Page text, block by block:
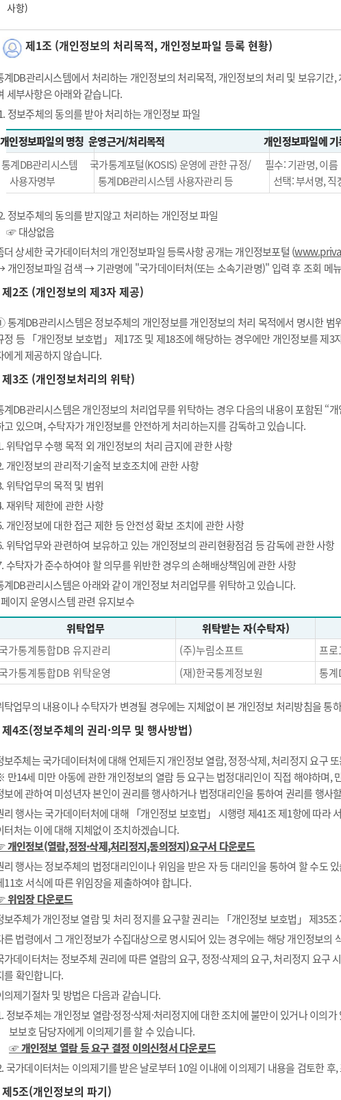
사항)
제1조 (개인정보의 처리목적, 개인정보파일 등록 현황)
DB관리시스템에서 처리하는 개인정보의 처리목적, 개인정보의 처리 및 보유기간
세부사항은 아래와 같습니다.
정보주체의 동의를 받아 처리하는 개인정보 파일
개인정보파일의 명칭 운영근거/처리목적 개인정보파일에
통계DB관리시스템
사용자명부
국가통계포털(KOSIS) 운영에 관한 규정/
통계DB관리시스템 사용자관리 등
필수: 기관명, 이름
선택: 부서명,
정보주체의 동의를 받지않고 처리하는 개인정보 파일
☞ 대상없음
상세한 국가데이터처의 개인정보파일 등록사항 공개는 개인정보포털 (
개인정보파일 검색 → 기관명에 "국가데이터처(또는 소속기관명)" 입력 후 조회 메
제2조 (개인정보의 제3자 제공)
통계DB관리시스템은 정보주체의 개인정보를 개인정보의 처리 목적에서 명시한 범
정 등 「개인정보 보호법」 제17조 및 제18조에 해당하는 경우에만 개인정보를 제
에게 제공하지 않습니다.
제3조 (개인정보처리의 위탁)
DB관리시스템은 개인정보의 처리업무를 위탁하는 경우 다음의 내용이 포함된 “
고 있으며, 수탁자가 개인정보를 안전하게 처리하는지를 감독하고 있습니다.
위탁업무 수행 목적 외 개인정보의 처리 금지에 관한 사항
개인정보의 관리적·기술적 보호조치에 관한 사항
위탁업무의 목적 및 범위
재위탁 제한에 관한 사항
개인정보에 대한 접근 제한 등 안전성 확보 조치에 관한 사항
위탁업무와 관련하여 보유하고 있는 개인정보의 관리현황점검 등 감독에 관한 사항
수탁자가 준수하여야 할 의무를 위반한 경우의 손해배상책임에 관한 사항
DB관리시스템은 아래와 같이 개인정보 처리업무를 위탁하고 있습니다.
이지 운영시스템 관련 유지보수
위탁업무
위탁받는 자(수탁자)
가통계통합DB 유지관리
(주)누림소프트
프로
가통계통합DB 위탁운영
(재)한국통계정보원 통계
업무의 내용이나 수탁자가 변경될 경우에는 지체없이 본 개인정보 처리방침을 통
제4조(정보주체의 권리·의무 및 행사방법)
주체는 국가데이터처에 대해 언제든지 개인정보 열람, 정정·삭제, 처리정지 요구
만14세 미만 아동에 관한 개인정보의 열람 등 요구는 법정대리인이 직접 해야하며,
보에 관하여 미성년자 본인이 권리를 행사하거나 법정대리인을 통하여 권리를 행사
행사는 국가데이터처에 대해 「개인정보 보호법」 시행령 제41조 제1항에 따라
터처는 이에 대해 지체없이 조치하겠습니다.
개인정보(열람,정정·삭제,처리정지,동의정지)요구서 다운로드
행사는 정보주체의 법정대리인이나 위임을 받은 자 등 대리인을 통하여 할 수도
11호 서식에 따른 위임장을 제출하여야 합니다.
위임장 다운로드
주체가 개인정보 열람 및 처리 정지를 요구할 권리는 「개인정보 보호법」 제35
법령에서 그 개인정보가 수집대상으로 명시되어 있는 경우에는 해당 개인정보의
데이터처는 정보주체 권리에 따른 열람의 요구, 정정·삭제의 요구, 처리정지 요구
를 확인합니다.
제기절차 및 방법은 다음과 같습니다.
정보주체는 개인정보 열람·정정·삭제·처리정지에 대한 조치에 불만이 있거나 이의
보보호 담당자에게 이의제기를 할 수 있습니다.
☞ 개인정보 열람 등 요구 결정 이의신청서 다운로드
국가데이터처는 이의제기를 받은 날로부터 10일 이내에 이의제기 내용을 검토한 후
제5조(개인정보의 파기)